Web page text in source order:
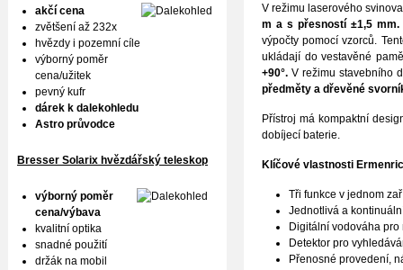
V režimu laserového
m a s přesností ±1,5 mm.
výpočty pomocí vzorců.
ukládají do vestavěné
+90°. V režimu stavebního
předměty a dřevěné
Přístroj má kompaktní
dobíjecí baterie.
Klíčové vlastnosti
Tři funkce v jednom
Jednotlivá a
Digitální vodováha pro
Detektor pro
Přenosné provedení,
akčí cena
zvětšení až 232x
hvězdy i pozemní cíle
výborný poměr
cena/užitek
pevný kufr
dárek k dalekohledu
Astro průvodce
Bresser Solarix hvězdářský teleskop
výborný poměr
cena/výbava
kvalitní optika
snadné použití
držák na mobil